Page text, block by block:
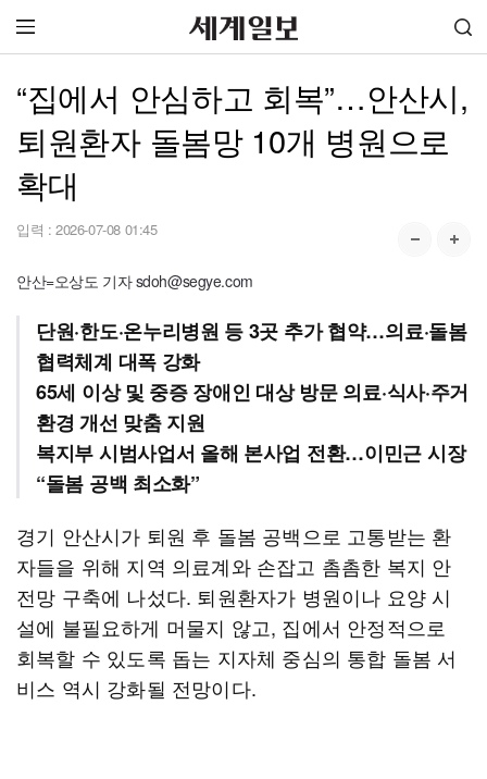
“집에서 안심하고 회복”…안산시,
퇴원환자 돌봄망 10개 병원으로
확대
입력 : 2026-07-08 01:45
안산=오상도 기자 sdoh@segye.com
단원·한도·온누리병원 등 3곳 추가 협약…의료·돌봄
협력체계 대폭 강화
65세 이상 및 중증 장애인 대상 방문 의료·식사·주거
환경 개선 맞춤 지원
복지부 시범사업서 올해 본사업 전환…이민근 시장
“돌봄 공백 최소화”
경기 안산시가 퇴원 후 돌봄 공백으로 고통받는 환
자들을 위해 지역 의료계와 손잡고 촘촘한 복지 안
전망 구축에 나섰다. 퇴원환자가 병원이나 요양 시
설에 불필요하게 머물지 않고, 집에서 안정적으로
회복할 수 있도록 돕는 지자체 중심의 통합 돌봄 서
비스 역시 강화될 전망이다.